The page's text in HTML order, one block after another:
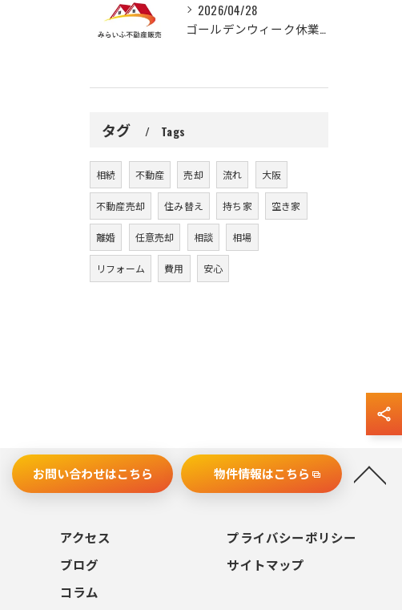
2026/04/28
ゴールデンウィーク休業のお知らせ
タグ Tags
相続 不動産 売却 流れ 大阪
不動産売却 住み替え 持ち家 空き家
離婚 任意売却 相談 相場
リフォーム 費用 安心
お問い合わせはこちら 物件情報はこちら
アクセス
ブログ
コラム
プライバシーポリシー
サイトマップ